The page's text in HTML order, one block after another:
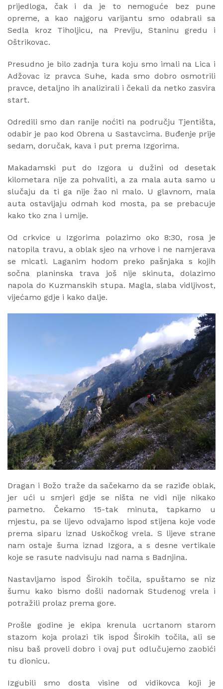
prijedloga, čak i da je to nemoguće bez pune
opreme, a kao najgoru varijantu smo odabrali sa
Sedla kroz Tiholjicu, na Previju, Staninu gredu i
Oštrikovac.
Presudno je bilo zadnja tura koju smo imali na Lica i
Adžovac iz pravca Suhe, kada smo dobro osmotrili
pravce, detaljno ih analizirali i čekali da netko zasvira
start.
Odredili smo dan ranije noćiti na području Tjentišta,
odabir je pao kod Obrena u Sastavcima. Buđenje prije
sedam, doručak, kava i put prema Izgorima.
Makadamski put do Izgora u dužini od desetak
kilometara nije za pohvaliti, a za mala auta samo u
slučaju da ti ga nije žao ni malo. U glavnom, mala
auta ostavljaju odmah kod mosta, pa se prebacuje
kako tko zna i umije.
Od crkvice u Izgorima polazimo oko 8:30, rosa je
natopila travu, a oblak sjeo na vrhove i ne namjerava
se micati. Laganim hodom preko pašnjaka s kojih
sočna planinska trava još nije skinuta, dolazimo
napola do Kuzmanskih stupa. Magla, slaba vidljivost,
vijećamo gdje i kako dalje.
Dragan i Božo traže da sačekamo da se raziđe oblak,
jer ući u smjeri gdje se ništa ne vidi nije nikako
pametno. Čekamo 15-tak minuta, tapkamo u
mjestu, pa se lijevo odvajamo ispod stijena koje vode
prema siparu iznad Uskočkog vrela. S lijeve strane
nam ostaje šuma iznad Izgora, a s desne vertikale
koje se rasute nadvisuju nad nama s Badnjina.
Nastavljamo ispod Širokih točila, spuštamo se niz
šumu kako bismo došli nadomak Studenog vrela i
potražili prolaz prema gore.
Prošle godine je ekipa krenula ucrtanom starom
stazom koja prolazi tik ispod Širokih točila, ali se
nisu baš proveli dobro i ovaj put odlučujemo zaobići
tu dionicu.
Izgubili smo dosta visine od vidikovca koji je